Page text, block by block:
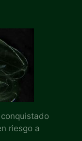
riesgo a